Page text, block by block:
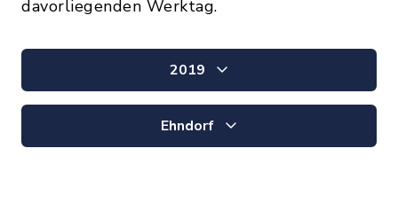
davorliegenden Werktag.
2019
Ehndorf